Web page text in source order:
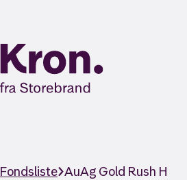
Fondsliste AuAg Gold Rush H